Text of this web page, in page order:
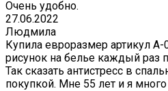
Очень удобно.
27.06.2022
Людмила
Купила евроразмер артикул
рисунок на белье каждый раз
Так сказать антистресс в
покупкой. Мне 55 лет и я